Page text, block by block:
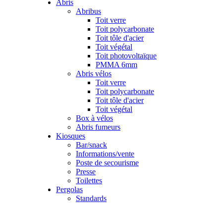
Abris
Abribus
Toit verre
Toit polycarbonate
Toit tôle d'acier
Toit végétal
Toit photovoltaïque
PMMA 6mm
Abris vélos
Toit verre
Toit polycarbonate
Toit tôle d'acier
Toit végétal
Box à vélos
Abris fumeurs
Kiosques
Bar/snack
Informations/vente
Poste de secourisme
Presse
Toilettes
Pergolas
Standards